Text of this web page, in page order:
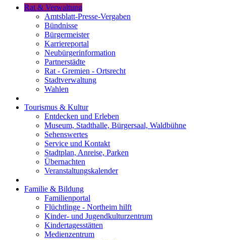
Rat & Verwaltung
Amtsblatt-Presse-Vergaben
Bündnisse
Bürgermeister
Karriereportal
Neubürgerinformation
Partnerstädte
Rat - Gremien - Ortsrecht
Stadtverwaltung
Wahlen
Tourismus & Kultur
Entdecken und Erleben
Museum, Stadthalle, Bürgersaal, Waldbühne
Sehenswertes
Service und Kontakt
Stadtplan, Anreise, Parken
Übernachten
Veranstaltungskalender
Familie & Bildung
Familienportal
Flüchtlinge - Northeim hilft
Kinder- und Jugendkulturzentrum
Kindertagesstätten
Medienzentrum